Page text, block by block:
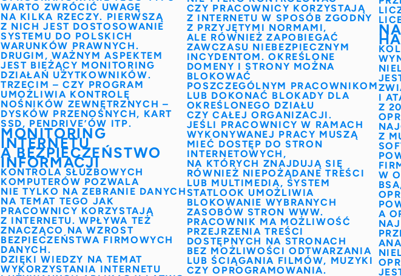
WARTO ZWRÓCIĆ UWAGĘ
NA KILKA RZECZY. PIERWSZĄ
Z NICH JEST DOSTOSOWANIE
SYSTEMU DO POLSKICH
WARUNKÓW PRAWNYCH.
DRUGIM, WAŻNYM ASPEKTEM
JEST BIEŻĄCY MONITORING
DZIAŁAŃ UŻYTKOWNIKÓW.
TRZECIM – CZY PROGRAM
UMOŻLIWIA KONTROLĘ
NOŚNIKÓW ZEWNĘTRZNYCH –
DYSKÓW PRZENOŚNYCH, KART
SSD, PENDRIVE’ÓW ITP.
MONITORING
INTERNETU
A BEZPIECZEŃSTWO
INFORMACJI
KONTROLA SŁUŻBOWYCH
KOMPUTERÓW POZWALA
NIE TYLKO NA ZEBRANIE DANYCH
NA TEMAT TEGO JAK
PRACOWNICY KORZYSTAJĄ
Z INTERNETU. WPŁYWA TEŻ
ZNACZĄCO NA WZROST
BEZPIECZEŃSTWA FIRMOWYCH
DANYCH.
DZIĘKI WIEDZY NA TEMAT
WYKORZYSTANIA INTERNETU
CZY PRACOWNICY KORZYSTAJĄ
Z INTERNETU W SPOSÓB ZGODNY
Z PRZYJĘTYMI NORMAMI,
ALE RÓWNIEŻ ZAPOBIEGAĆ
ZAWCZASU NIEBEZPIECZNYM
INCYDENTOM. OKREŚLONE
DOMENY I STRONY MOŻNA
BLOKOWAĆ
POSZCZEGÓLNYM PRACOWNIKOM
LUB DOKONAĆ BLOKADY DLA
OKREŚLONEGO DZIAŁU
CZY CAŁEJ ORGANIZACJI.
JEŚLI PRACOWNICY W RAMACH
WYKONYWANEJ PRACY MUSZĄ
MIEĆ DOSTĘP DO STRON
INTERNETOWYCH,
NA KTÓRYCH ZNAJDUJĄ SIĘ
RÓWNIEŻ NIEPOŻĄDANE TREŚCI
LUB MULTIMEDIA, SYSTEM
STATLOOK UMOŻLIWIA
BLOKOWANIE WYBRANYCH
ZASOBÓW STRON WWW.
PRACOWNIK MA MOŻLIWOŚĆ
PRZEJRZENIA TREŚCI
DOSTĘPNYCH NA STRONACH
BEZ MOŻLIWOŚCI ODTWARZANIA
LUB ŚCIĄGANIA FILMÓW, MUZYKI
CZY OPROGRAMOWANIA.
I
Z
Z
W
BSA
A